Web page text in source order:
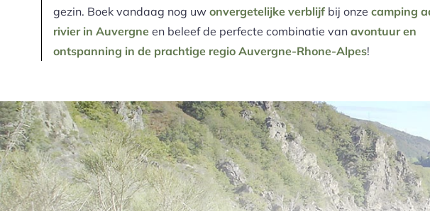
gezin. Boek vandaag nog uw onvergetelijke verblijf bij onze camping
rivier in Auvergne en beleef de perfecte combinatie van avontuur en
ontspanning in de prachtige regio Auvergne-Rhone-Alpes!